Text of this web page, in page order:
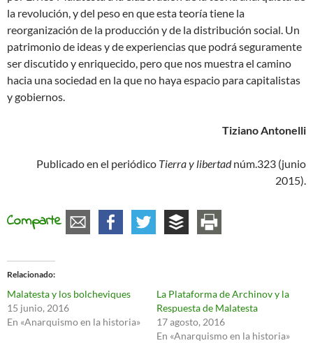
la revolución, y del peso en que esta teoría tiene la
reorganización de la producción y de la distribución social. Un
patrimonio de ideas y de experiencias que podrá seguramente
ser discutido y enriquecido, pero que nos muestra el camino
hacia una sociedad en la que no haya espacio para capitalistas
y gobiernos.
Tiziano Antonelli
Publicado en el periódico Tierra y libertadnúm.323 (junio
2015).
Comparte
Relacionado
Malatesta y los bolcheviques
15 junio, 2016
En «Anarquismo en la historia»
La Plataforma de Archinov y la
Respuesta de Malatesta
17 agosto, 2016
En «Anarquismo en la historia»